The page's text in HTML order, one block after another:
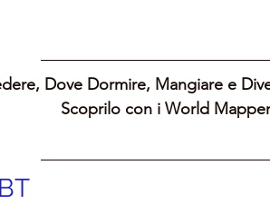
Dove Dormire, Mangiare e
Scoprilo con i World